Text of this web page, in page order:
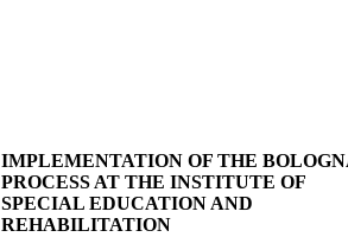
IMPLEMENTATION OF THE
PROCESS AT THE INSTITUTE OF
SPECIAL EDUCATION AND
REHABILITATION